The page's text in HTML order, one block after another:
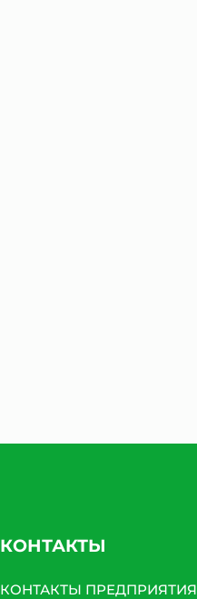
КОНТАКТЫ
КОНТАКТЫ ПРЕДПРИЯТИЯ